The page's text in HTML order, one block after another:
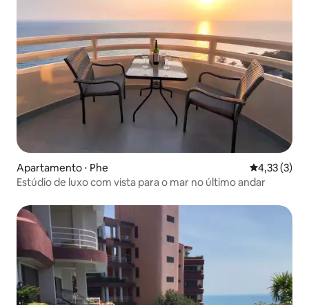
Apartamento ⋅ Phe 4,33 de
4,33 (3)
Estúdio de luxo com vista para o mar no último andar